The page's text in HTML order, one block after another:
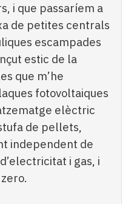
i que passaríem a
de petites centrals
escampades
estic de la
que m’he
fotovoltaiques
elèctric
de pellets,
independent de
i gas, i